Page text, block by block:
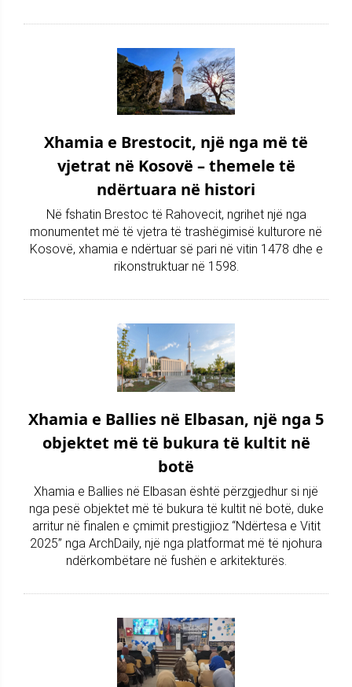
Xhamia e Brestocit, një nga më të
vjetrat në Kosovë – themele të
ndërtuara në histori
Në fshatin Brestoc të Rahovecit, ngrihet një nga
monumentet më të vjetra të trashëgimisë kulturore në
Kosovë, xhamia e ndërtuar së pari në vitin 1478 dhe e
rikonstruktuar në 1598.
Xhamia e Ballies në Elbasan, një nga 5
objektet më të bukura të kultit në
botë
Xhamia e Ballies në Elbasan është përzgjedhur si një
nga pesë objektet më të bukura të kultit në botë, duke
arritur në finalen e çmimit prestigjioz “Ndërtesa e Vitit
2025” nga ArchDaily, një nga platformat më të njohura
ndërkombëtare në fushën e arkitekturës.